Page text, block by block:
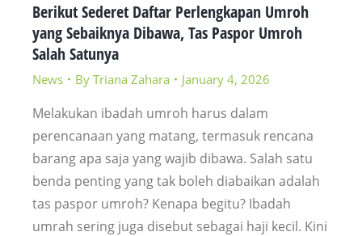
Berikut Sederet Daftar Perlengkapan Umroh
yang Sebaiknya Dibawa, Tas Paspor Umroh
Salah Satunya
News By Triana Zahara January 4, 2026
Melakukan ibadah umroh harus dalam
perencanaan yang matang, termasuk rencana
barang apa saja yang wajib dibawa. Salah satu
benda penting yang tak boleh diabaikan adalah
tas paspor umroh? Kenapa begitu? Ibadah
umrah sering juga disebut sebagai haji kecil. Kini